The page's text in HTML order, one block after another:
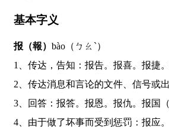
基本字义
报（報） bào（ㄅㄠˋ）
1、传达，告知：报告。报喜。报
2、传达消息和言论的文件、信号
3、回答：报答。报恩。报仇。报国
4、由于做了坏事而受到惩罚：报应。